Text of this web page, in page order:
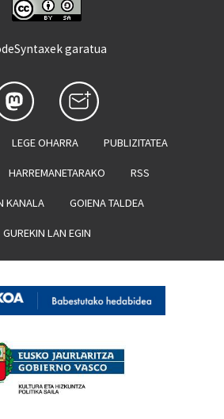
garatua
LEGE OHARRA PUBLIZITATEA
HARREMANETARAKO RSS
KANALA GOIENA TALDEA
GUREKIN LAN EGIN